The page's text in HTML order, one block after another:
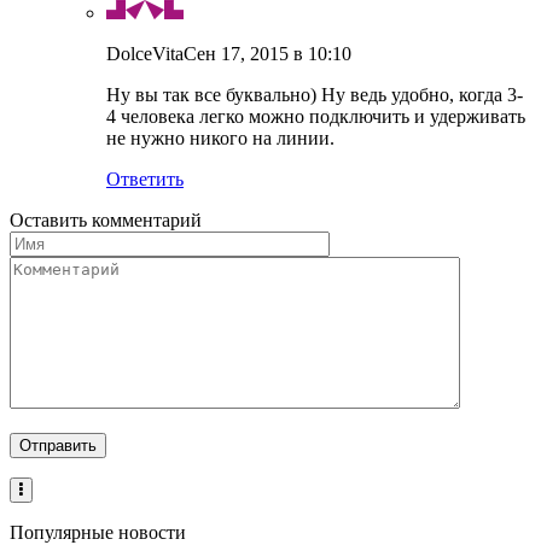
DolceVitaСен 17, 2015 в 10:10
Ну вы так все буквально) Ну ведь удобно, когда 3-
4 человека легко можно подключить и удерживать
не нужно никого на линии.
Ответить
Оставить комментарий
Популярные новости